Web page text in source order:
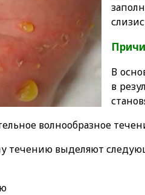
В
в
волнообразное
течению выделяют